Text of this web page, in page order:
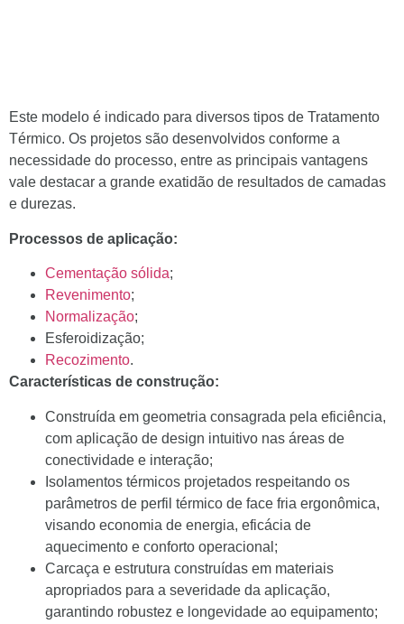
Este modelo é indicado para diversos tipos de Tratamento
Térmico. Os projetos são desenvolvidos conforme a
necessidade do processo, entre as principais vantagens
vale destacar a grande exatidão de resultados de camadas
e durezas.
Processos de aplicação:
Cementação sólida;
Revenimento;
Normalização;
Esferoidização;
Recozimento.
Características de construção:
Construída em geometria consagrada pela eficiência,
com aplicação de design intuitivo nas áreas de
conectividade e interação;
Isolamentos térmicos projetados respeitando os
parâmetros de perfil térmico de face fria ergonômica,
visando economia de energia, eficácia de
aquecimento e conforto operacional;
Carcaça e estrutura construídas em materiais
apropriados para a severidade da aplicação,
garantindo robustez e longevidade ao equipamento;